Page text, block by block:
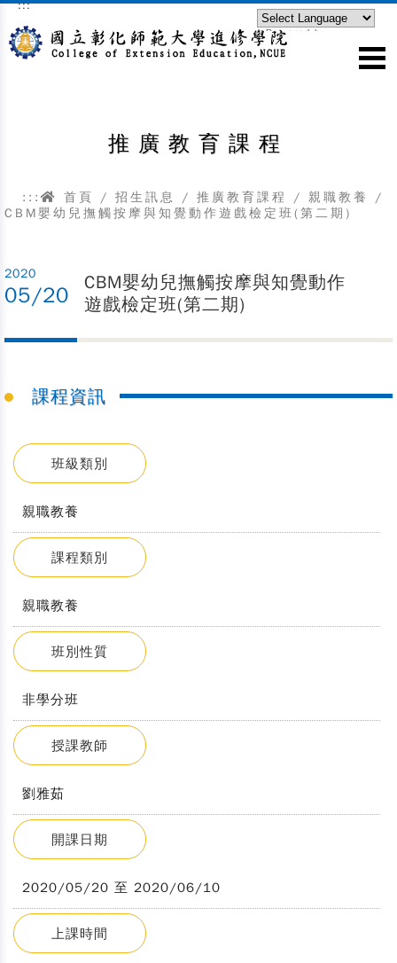
跳到主要內容區塊
:::
Powered by
推廣教育課程
::: 首頁 / 招生訊息 / 推廣教育課程 / 親職教養
/
CBM嬰幼兒撫觸按摩與知覺動作遊戲檢定班(第二期)
2020
05/20
CBM嬰幼兒撫觸按摩與知覺動作
遊戲檢定班(第二期)
課程資訊
班級類別
親職教養
課程類別
親職教養
班別性質
非學分班
授課教師
劉雅茹
開課日期
2020/05/20 至 2020/06/10
上課時間